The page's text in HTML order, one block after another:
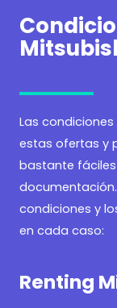
Las
estas ofertas y
bastante
condiciones y
en cada caso:
Renting